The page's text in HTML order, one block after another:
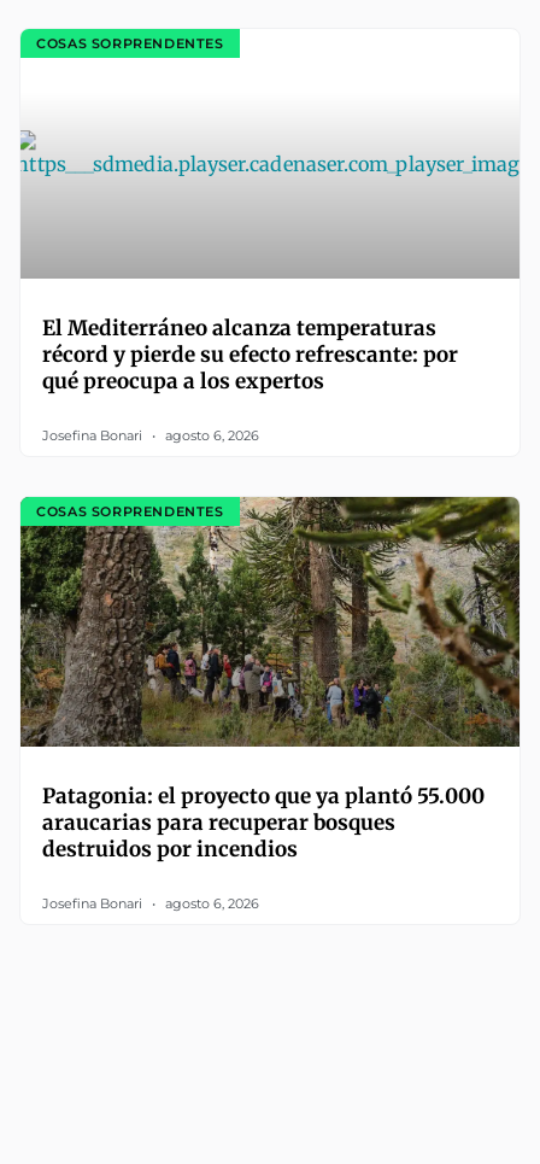
COSAS SORPRENDENTES
El Mediterráneo alcanza temperaturas
récord y pierde su efecto refrescante: por
qué preocupa a los expertos
Josefina Bonari agosto 6, 2026
COSAS SORPRENDENTES
Patagonia: el proyecto que ya plantó 55.000
araucarias para recuperar bosques
destruidos por incendios
Josefina Bonari agosto 6, 2026